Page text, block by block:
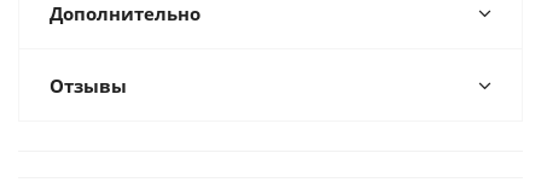
Дополнительно
Отзывы